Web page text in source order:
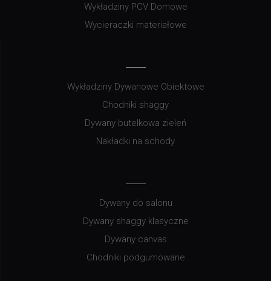
Wykładziny PCV Domowe
Wycieraczki materiałowe
Wykładziny Dywanowe Obiektowe
Chodniki shaggy
Dywany butelkowa zieleń
Nakładki na schody
Dywany do salonu
Dywany shaggy klasyczne
Dywany canvas
Chodniki podgumowane